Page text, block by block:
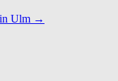
Ulm →